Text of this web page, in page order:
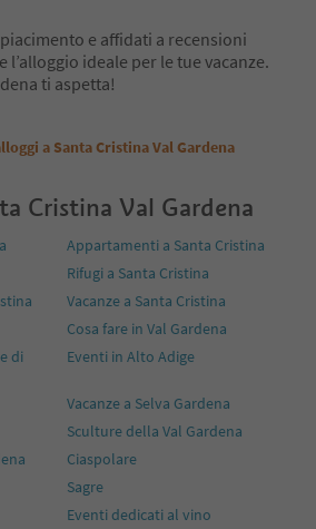
e affidati a recensioni
l’alloggio ideale per le tue vacanze.
ti aspetta!
a Santa Cristina Val Gardena
Cristina Val Gardena
Appartamenti a Santa Cristina
Rifugi a Santa Cristina
Vacanze a Santa Cristina
Cosa fare in Val Gardena
di
Eventi in Alto Adige
Vacanze a Selva Gardena
Sculture della Val Gardena
Ciaspolare
Sagre
Eventi dedicati al vino